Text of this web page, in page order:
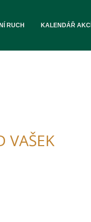
RUCH KALENDÁŘ AKCÍ
VAŠEK